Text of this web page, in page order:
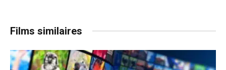
Films similaires